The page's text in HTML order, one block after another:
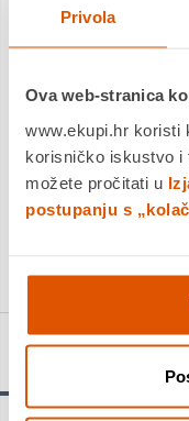
Privola
Ova web-stranica
www.ekupi.hr koristi
korisničko iskustvo i
možete pročitati u
postupanju s
Saznaj više
Povrat robe moguć
Detalji proizvoda